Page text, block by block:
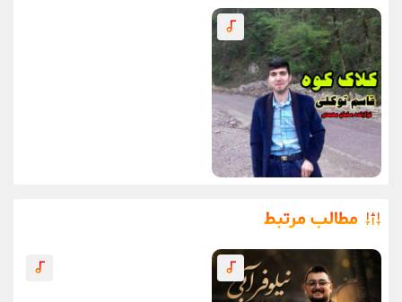
مطالب مرتبط